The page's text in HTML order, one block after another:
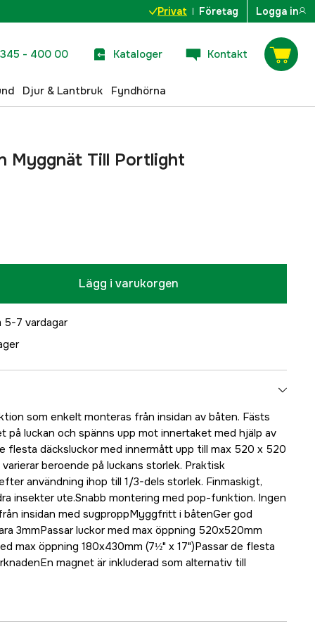
Privat Företag Logga in
- 400 00 Kataloger Kontakt
Djur & Lantbruk Fyndhörna
Myggnät Till Portlight
Lägg i varukorgen
5-7 vardagar
som enkelt monteras från insidan av båten. Fästs
på luckan och spänns upp mot innertaket med hjälp av
flesta däcksluckor med innermått upp till max 520 x 520
beroende på luckans storlek. Praktisk
användning ihop till 1/3-dels storlek. Finmaskigt,
insekter ute.Snabb montering med pop-funktion. Ingen
insidan med sugproppMyggfritt i båtenGer god
3mmPassar luckor med max öppning 520x520mm
max öppning 180x430mm (7½" x 17")Passar de flesta
magnet är inkluderad som alternativ till